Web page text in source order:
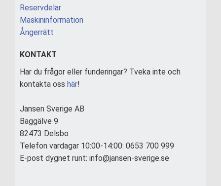
Reservdelar
Maskininformation
Ångerrätt
KONTAKT
Har du frågor eller funderingar? Tveka inte och
kontakta oss här!
Jansen Sverige AB
Baggälve 9
82473 Delsbo
Telefon vardagar 10:00-14:00: 0653 700 999
E-post dygnet runt: info@jansen-sverige.se